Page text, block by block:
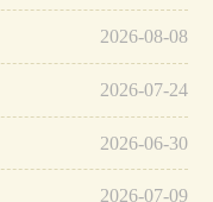
2026-08-08
2026-07-24
2026-06-30
2026-07-09